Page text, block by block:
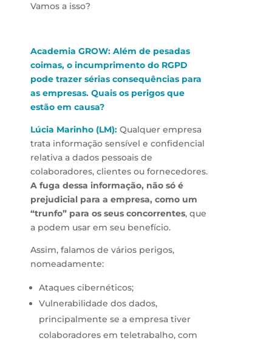
Vamos a isso?
Academia GROW: Além de pesadas
coimas, o incumprimento do RGPD
pode trazer sérias consequências para
as empresas. Quais os perigos que
estão em causa?
Lúcia Marinho (LM): Qualquer empresa
trata informação sensível e confidencial
relativa a dados pessoais de
colaboradores, clientes ou fornecedores.
A fuga dessa informação, não só é
prejudicial para a empresa, como um
“trunfo” para os seus concorrentes, que
a podem usar em seu benefício.
Assim, falamos de vários perigos,
nomeadamente:
Ataques cibernéticos;
Vulnerabilidade dos dados,
principalmente se a empresa tiver
colaboradores em teletrabalho, com